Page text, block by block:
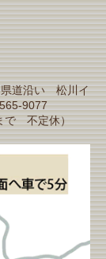
県道沿い 松川イ
9077
で 不定休）